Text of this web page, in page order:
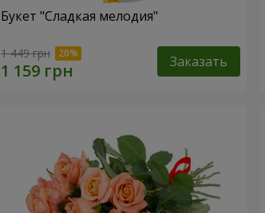
Букет "Сладкая мелодия"
1 449 грн Заказать